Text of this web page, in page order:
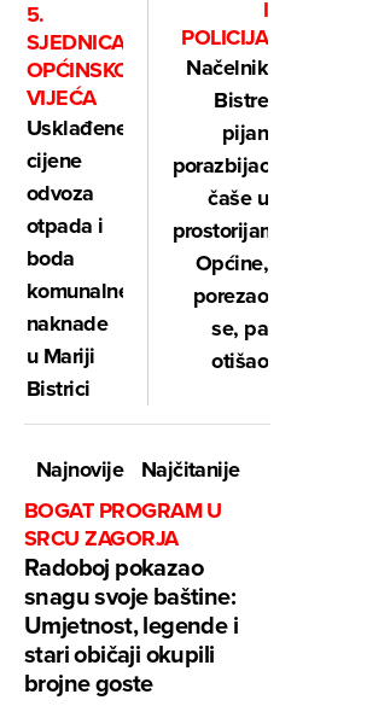
5.
SJEDNICA
OPĆINSKOG
VIJEĆA
Usklađene
cijene
odvoza
otpada i
boda
komunalne
naknade
u Mariji
Bistrici
I
POLICIJA
Načelnik
Bistre
pijan
porazbijao
čaše u
prostorijama
Općine,
porezao
se, pa
otišao
Najnovije
Najčitanije
BOGAT PROGRAM U
SRCU ZAGORJA
Radoboj pokazao
snagu svoje baštine:
Umjetnost, legende i
stari običaji okupili
brojne goste